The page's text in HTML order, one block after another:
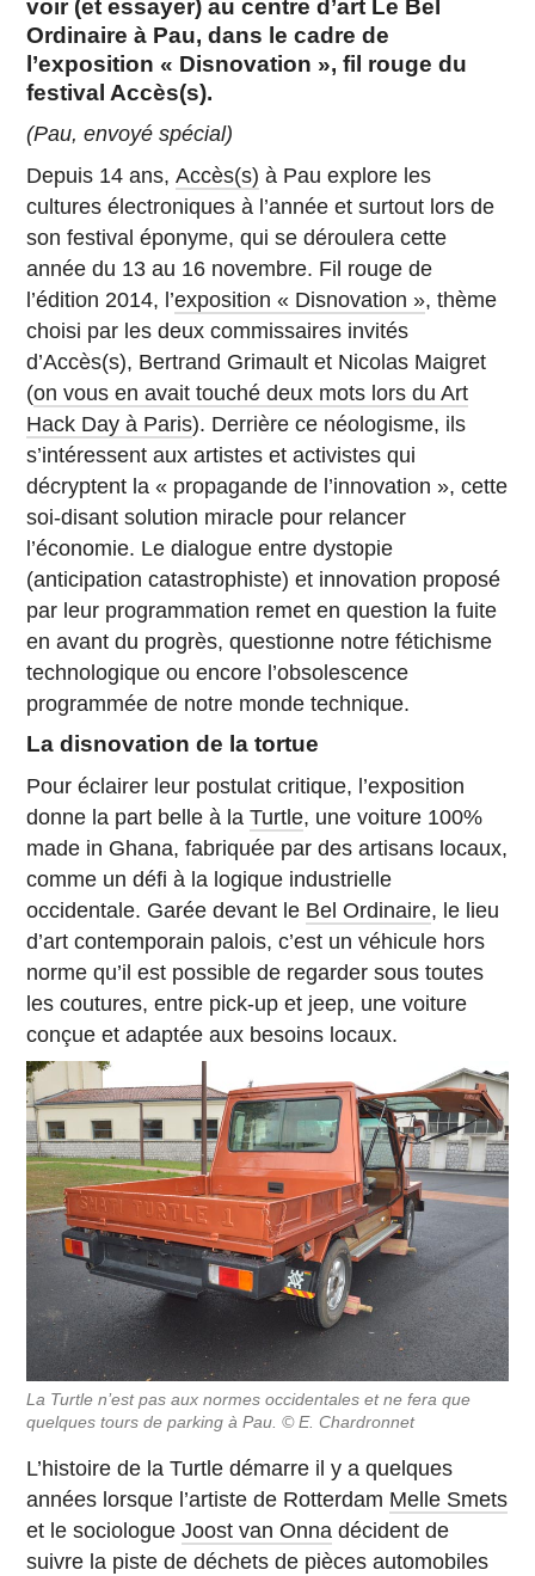
voir (et essayer) au centre d’art Le Bel
Ordinaire à Pau, dans le cadre de
l’exposition « Disnovation », fil rouge du
festival Accès(s).
(Pau, envoyé spécial)
Depuis 14 ans,Accès(s) à Pau explore les
cultures électroniques à l’année et surtout lors de
son festival éponyme, qui se déroulera cette
année du 13 au 16 novembre. Fil rouge de
l’édition 2014, l’exposition « Disnovation », thème
choisi par les deux commissaires invités
d’Accès(s), Bertrand Grimault et Nicolas Maigret
(on vous en avait touché deux mots lors du Art
Hack Day à Paris). Derrière ce néologisme, ils
s’intéressent aux artistes et activistes qui
décryptent la « propagande de l’innovation », cette
soi-disant solution miracle pour relancer
l’économie. Le dialogue entre dystopie
(anticipation catastrophiste) et innovation proposé
par leur programmation remet en question la fuite
en avant du progrès, questionne notre fétichisme
technologique ou encore l’obsolescence
programmée de notre monde technique.
La disnovation de la tortue
Pour éclairer leur postulat critique, l’exposition
donne la part belle à laTurtle, une voiture 100%
made in Ghana, fabriquée par des artisans locaux,
comme un défi à la logique industrielle
occidentale. Garée devant le Bel Ordinaire, le lieu
d’art contemporain palois, c’est un véhicule hors
norme qu’il est possible de regarder sous toutes
les coutures, entre pick-up et jeep, une voiture
conçue et adaptée aux besoins locaux.
La Turtle n’est pas aux normes occidentales et ne fera que
quelques tours de parking à Pau. © E. Chardronnet
L’histoire de la Turtle démarre il y a quelques
années lorsque l’artiste de Rotterdam Melle Smets
et le sociologueJoost van Onna décident de
suivre la piste de déchets de pièces automobiles